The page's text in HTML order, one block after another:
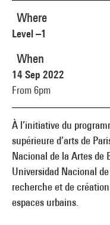
À l’initiative du
supérieure d’arts de
Nacional de la Artes de
Universidad Nacional
recherche et de
espaces urbains.
Where
Level –1
When
14 Sep 2022
From 6pm